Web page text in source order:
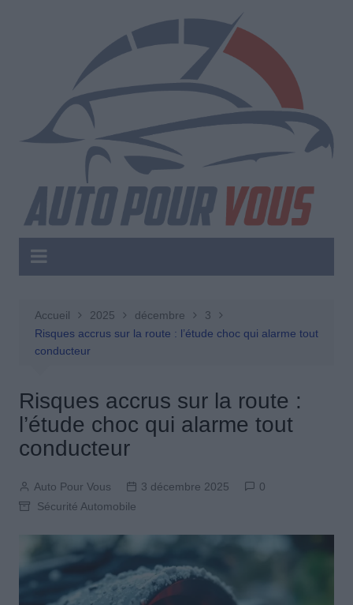
Accueil 2025 décembre
3
Risques accrus sur la route : l’étude choc qui alarme tout
conducteur
Risques accrus sur la route :
l’étude choc qui alarme tout
conducteur
Auto Pour Vous 3 décembre 2025
0
Sécurité Automobile